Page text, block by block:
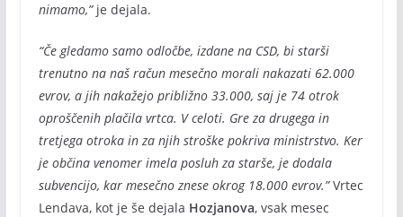
nimamo,”je dejala.
“Če gledamo samo odločbe, izdane na CSD, bi starši
trenutno na naš račun mesečno morali nakazati 62.000
evrov, a jih nakažejo približno 33.000, saj je 74 otrok
oproščenih plačila vrtca. V celoti. Gre za drugega in
tretjega otroka in za njih stroške pokriva ministrstvo. Ker
je občina venomer imela posluh za starše, je dodala
subvencijo, kar mesečno znese okrog 18.000 evrov.”Vrtec
Lendava, kot je še dejala Hozjanova, vsak mesec